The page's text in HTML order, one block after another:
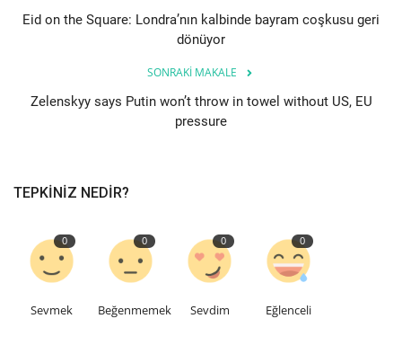
Eid on the Square: Londra’nın kalbinde bayram coşkusu geri
dönüyor
SONRAKI MAKALE
Zelenskyy says Putin won’t throw in towel without US, EU
pressure
TEPKINIZ NEDIR?
0
Sevmek
0
Beğenmemek
0
Sevdim
0
Eğlenceli